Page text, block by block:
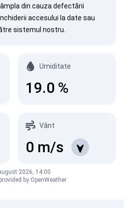
din cauza defectării
accesului la date sau
sistemul nostru.
Umiditate
19.0 %
Vânt
0 m/s
2026, 14:00
by OpenWeather